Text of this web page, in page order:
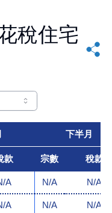
稅住宅
下半月
款 宗數 稅款
A N/A N/A
A N/A N/A